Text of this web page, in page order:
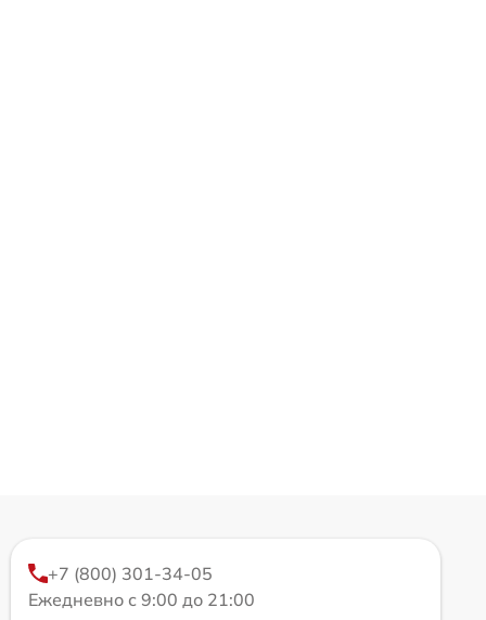
+7 (800) 301-34-05
Ежедневно с 9:00 до 21:00